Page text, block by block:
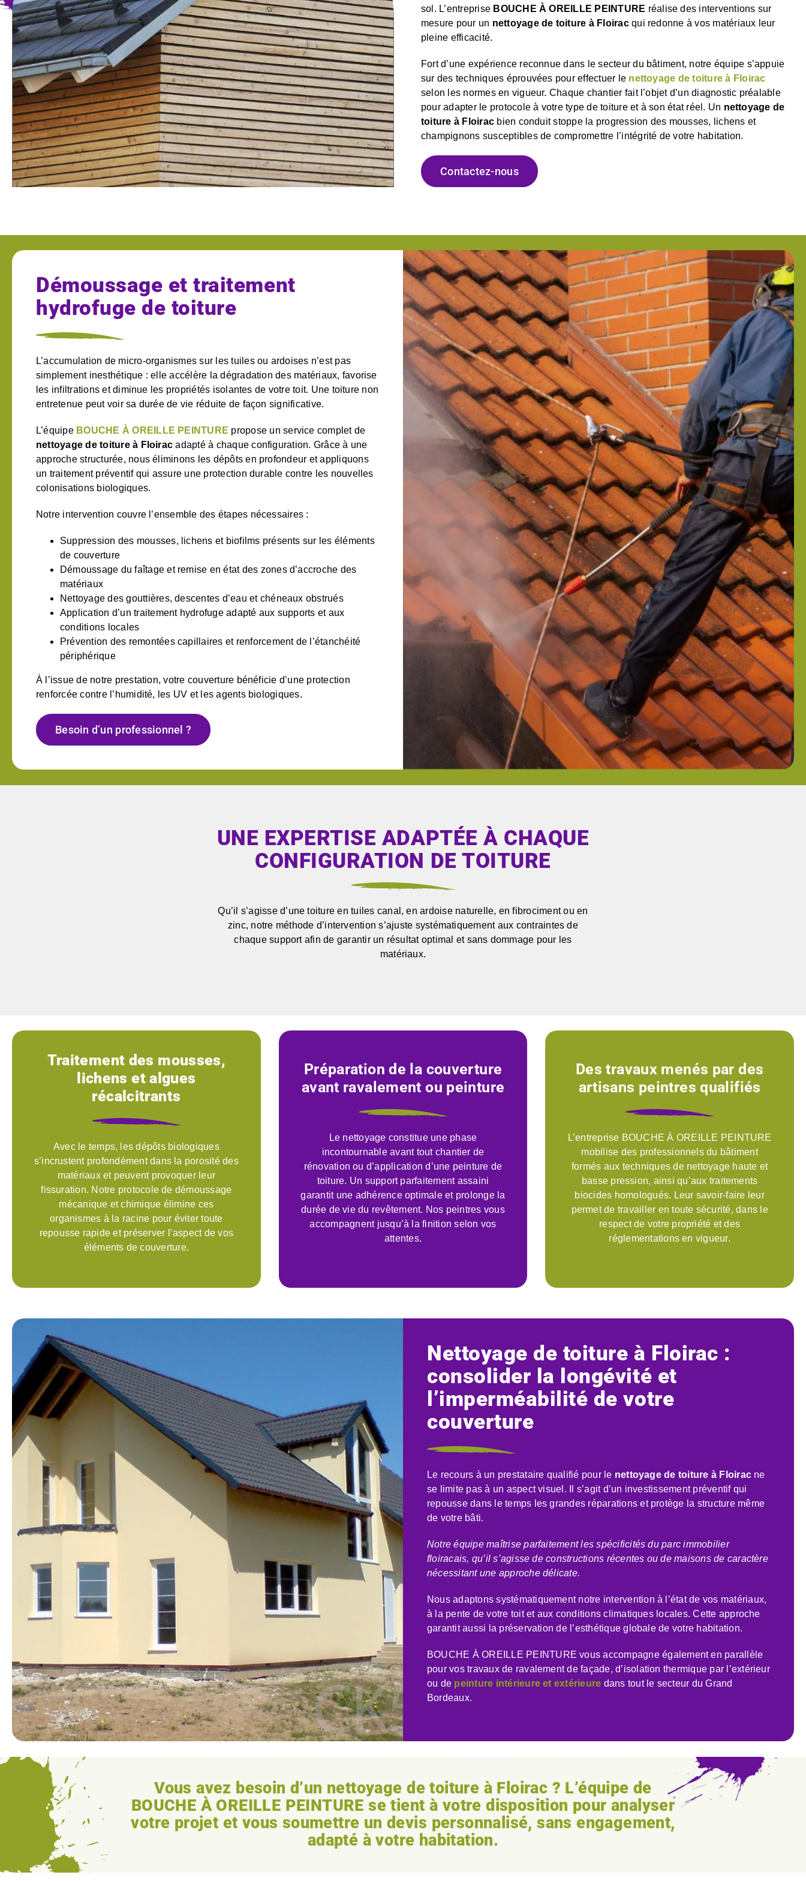
sol. L’entreprise BOUCHE À OREILLE PEINTURE réalise des interventions sur
mesure pour un nettoyage de toiture à Floiracqui redonne à vos matériaux leur
pleine efficacité.
Fort d’une expérience reconnue dans le secteur du bâtiment, notre équipe s’appuie
sur des techniques éprouvées pour effectuer le nettoyage de toiture à Floirac
selon les normes en vigueur. Chaque chantier fait l’objet d’un diagnostic préalable
pour adapter le protocole à votre type de toiture et à son état réel. Un nettoyage de
toiture à Floirac bien conduit stoppe la progression des mousses, lichens et
champignons susceptibles de compromettre l’intégrité de votre habitation.
Contactez-nous
Démoussage et traitement
hydrofuge de toiture
L’accumulation de micro-organismes sur les tuiles ou ardoises n’est pas
simplement inesthétique : elle accélère la dégradation des matériaux, favorise
les infiltrations et diminue les propriétés isolantes de votre toit. Une toiture non
entretenue peut voir sa durée de vie réduite de façon significative.
L’équipe BOUCHE À OREILLE PEINTURE propose un service complet de
nettoyage de toiture à Floirac adapté à chaque configuration. Grâce à une
approche structurée, nous éliminons les dépôts en profondeur et appliquons
un traitement préventif qui assure une protection durable contre les nouvelles
colonisations biologiques.
Notre intervention couvre l’ensemble des étapes nécessaires :
Suppression des mousses, lichens et biofilms présents sur les éléments
de couverture
Démoussage du faîtage et remise en état des zones d’accroche des
matériaux
Nettoyage des gouttières, descentes d’eau et chéneaux obstrués
Application d’un traitement hydrofuge adapté aux supports et aux
conditions locales
Prévention des remontées capillaires et renforcement de l’étanchéité
périphérique
À l’issue de notre prestation, votre couverture bénéficie d’une protection
renforcée contre l’humidité, les UV et les agents biologiques.
Besoin d’un professionnel ?
UNE EXPERTISE ADAPTÉE À CHAQUE
CONFIGURATION DE TOITURE
Qu’il s’agisse d’une toiture en tuiles canal, en ardoise naturelle, en fibrociment ou en
zinc, notre méthode d’intervention s’ajuste systématiquement aux contraintes de
chaque support afin de garantir un résultat optimal et sans dommage pour les
matériaux.
Traitement des mousses,
lichens et algues
récalcitrants
Avec le temps, les dépôts biologiques
s’incrustent profondément dans la porosité des
matériaux et peuvent provoquer leur
fissuration. Notre protocole de démoussage
mécanique et chimique élimine ces
organismes à la racine pour éviter toute
repousse rapide et préserver l’aspect de vos
éléments de couverture.
Préparation de la couverture
avant ravalement ou peinture
Le nettoyage constitue une phase
incontournable avant tout chantier de
rénovation ou d’application d’une peinture de
toiture. Un support parfaitement assaini
garantit une adhérence optimale et prolonge la
durée de vie du revêtement. Nos peintres vous
accompagnent jusqu’à la finition selon vos
attentes.
Des travaux menés par des
artisans peintres qualifiés
L’entreprise BOUCHE À OREILLE PEINTURE
mobilise des professionnels du bâtiment
formés aux techniques de nettoyage haute et
basse pression, ainsi qu’aux traitements
biocides homologués. Leur savoir-faire leur
permet de travailler en toute sécurité, dans le
respect de votre propriété et des
réglementations en vigueur.
Nettoyage de toiture à Floirac :
consolider la longévité et
l’imperméabilité de votre
couverture
Le recours à un prestataire qualifié pour le nettoyage de toiture à Floirac ne
se limite pas à un aspect visuel. Il s’agit d’un investissement préventif qui
repousse dans le temps les grandes réparations et protège la structure même
de votre bâti.
Notre équipe maîtrise parfaitement les spécificités du parc immobilier
floiracais, qu’il s’agisse de constructions récentes ou de maisons de caractère
nécessitant une approche délicate.
Nous adaptons systématiquement notre intervention à l’état de vos matériaux,
à la pente de votre toit et aux conditions climatiques locales. Cette approche
garantit aussi la préservation de l’esthétique globale de votre habitation.
BOUCHE À OREILLE PEINTURE vous accompagne également en parallèle
pour vos travaux de ravalement de façade, d’isolation thermique par l’extérieur
ou de peinture intérieure et extérieure dans tout le secteur du Grand
Bordeaux.
Vous avez besoin d’un nettoyage de toiture à Floirac ? L’équipe de
BOUCHE À OREILLE PEINTURE se tient à votre disposition pour analyser
votre projet et vous soumettre un devis personnalisé, sans engagement,
adapté à votre habitation.